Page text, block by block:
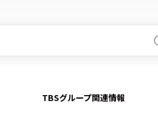
TBSグループ関連情報